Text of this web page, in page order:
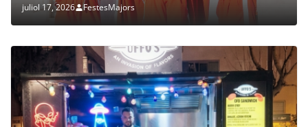
juliol 17, 2026 FestesMajors